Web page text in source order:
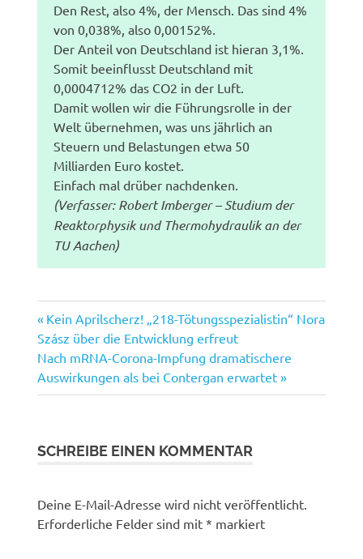
Den Rest, also 4%, der Mensch. Das sind 4%
von 0,038%, also 0,00152%.
Der Anteil von Deutschland ist hieran 3,1%.
Somit beeinflusst Deutschland mit
0,0004712% das CO2 in der Luft.
Damit wollen wir die Führungsrolle in der
Welt übernehmen, was uns jährlich an
Steuern und Belastungen etwa 50
Milliarden Euro kostet.
Einfach mal drüber nachdenken.
(Verfasser: Robert Imberger – Studium der
Reaktorphysik und Thermohydraulik an der
TU Aachen)
Beitragsnavigation
Vorheriger
Beitrag:
Kein Aprilscherz! „218-Tötungsspezialistin“ Nora
Szász über die Entwicklung erfreut
Nächster
Beitrag:
Nach mRNA-Corona-Impfung dramatischere
Auswirkungen als bei Contergan erwartet
SCHREIBE EINEN KOMMENTAR
Deine E-Mail-Adresse wird nicht veröffentlicht.
Erforderliche Felder sind mit* markiert